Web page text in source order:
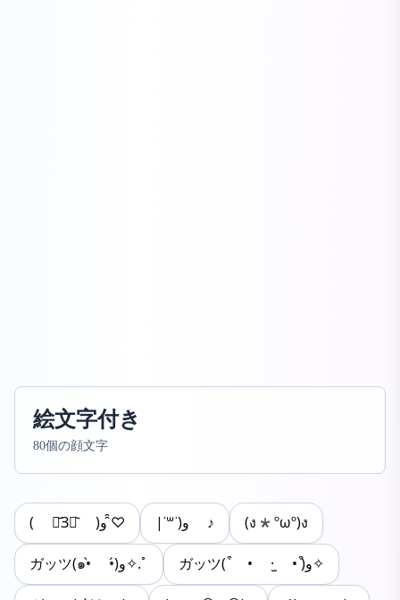
絵文字付き
80個の顔文字
( ⌯᷄З⌯᷅ )و ̑̑♡‎ |˙꒳​˙)و ♪ (ง*ºωº)ง
ガッツ(๑•̀ •́)و✧.ﾟ ‎ガッツ( ͒ • ·̫ • ͒)و✧